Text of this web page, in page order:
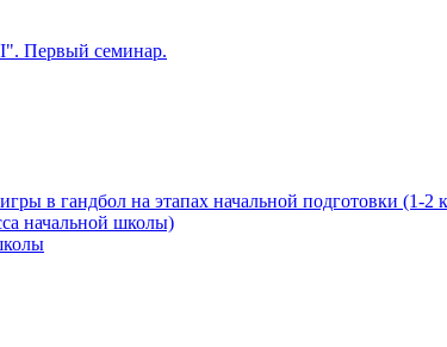
Первый семинар.
в гандбол на этапах начальной подготовки (1-2
начальной школы)